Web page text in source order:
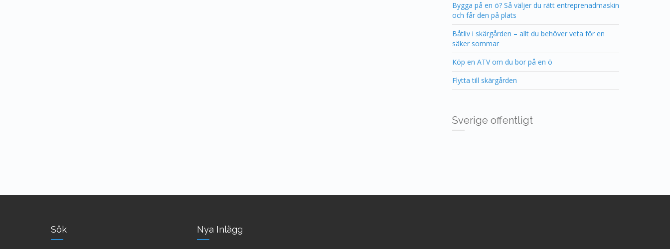
Bygga på en ö? Så väljer du rätt entreprenadmaskin
och får den på plats
Båtliv i skärgården – allt du behöver veta för en
säker sommar
Köp en ATV om du bor på en ö
Flytta till skärgården
Sverige offentligt
Sök Nya Inlägg